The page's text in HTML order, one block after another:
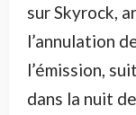
sur Skyrock,
l’annulation
l’émission,
dans la nuit